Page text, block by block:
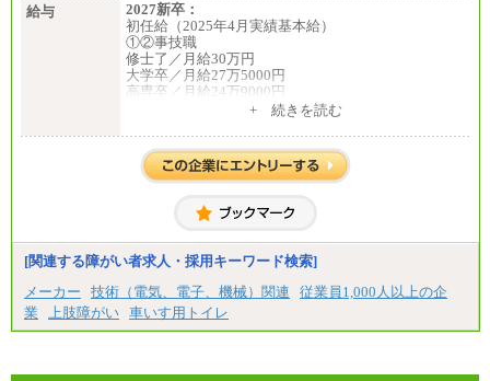
給与
2027新卒：
初任給（2025年4月実績基本給）
①②事技職
修士了／月給30万円
大学卒／月給27万5000円
高専卒／月給24万9000円
大学卒 月給21万4000円
短大卒 月給19万円
月給214,000円から360,000円（年収400万円から800
※経験スキルなどを考慮の上、当社規定により
決定
※試用期間中も給与に変更はございません
+ 続きを読む
[関連する障がい者求人・採用キーワード検索]
メーカー
技術（電気、電子、機械）関連
従業員1,000人以上の企
業
上肢障がい 車いす用トイレ